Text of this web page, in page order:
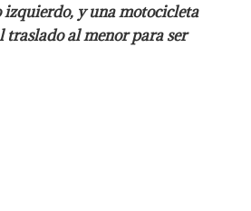
y una motocicleta
al menor para ser